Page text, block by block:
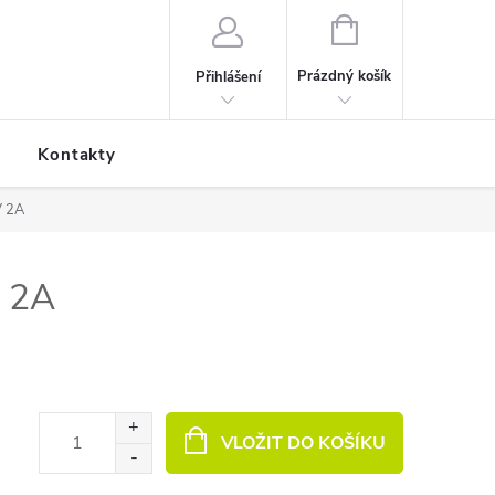
Přihlášení
NÁKUPNÍ KOŠÍK
Prázdný košík
Kontakty
2A
2A
VLOŽIT DO KOŠÍKU